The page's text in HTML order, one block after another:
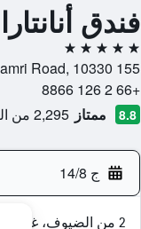
فندق
5 نجوم
155 Rajadamri Road, 10330, بانكوك, Bangkok, تايلاند
+66 2 126 8866
8.8 ممتاز 2,295 من التقييمات تم التحقق منها
ج 14/8
2 من الضيوف، غرفة واحدة